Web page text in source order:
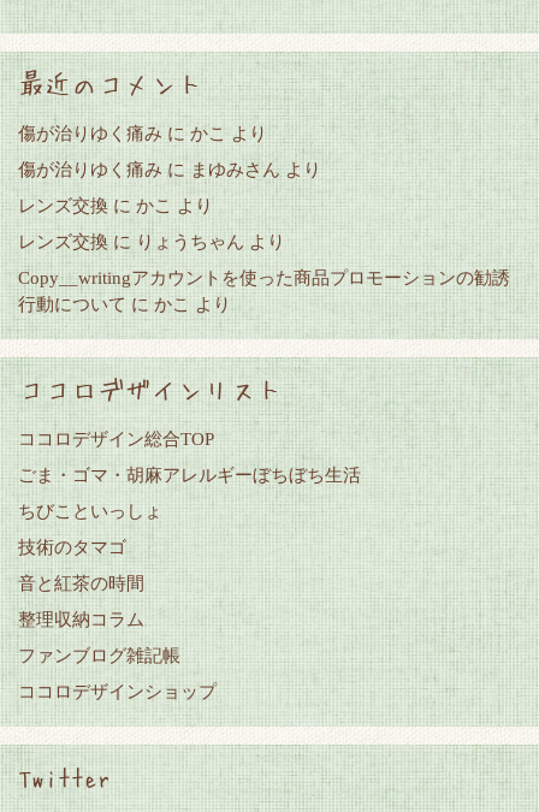
最近のコメント
傷が治りゆく痛み に かこ より
傷が治りゆく痛み に まゆみさんより
レンズ交換 に かこ より
レンズ交換 に りょうちゃん より
Copy__writingアカウントを使った商品プロモーションの勧誘
行動について に かこ より
ココロデザインリスト
ココロデザイン総合TOP
ごま・ゴマ・胡麻アレルギーぼちぼち生活
ちびこといっしょ
技術のタマゴ
音と紅茶の時間
整理収納コラム
ファンブログ雑記帳
ココロデザインショップ
Twitter